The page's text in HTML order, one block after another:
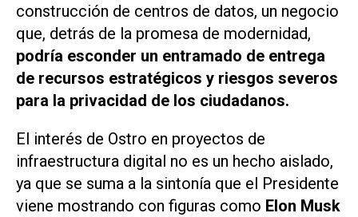
construcción de centros de datos, un negocio
que, detrás de la promesa de modernidad,
podría esconder un entramado de entrega
de recursos estratégicos y riesgos severos
para la privacidad de los ciudadanos.
El interés de Ostro en proyectos de
infraestructura digital no es un hecho aislado,
ya que se suma a la sintonía que el Presidente
viene mostrando con figuras como Elon Musk